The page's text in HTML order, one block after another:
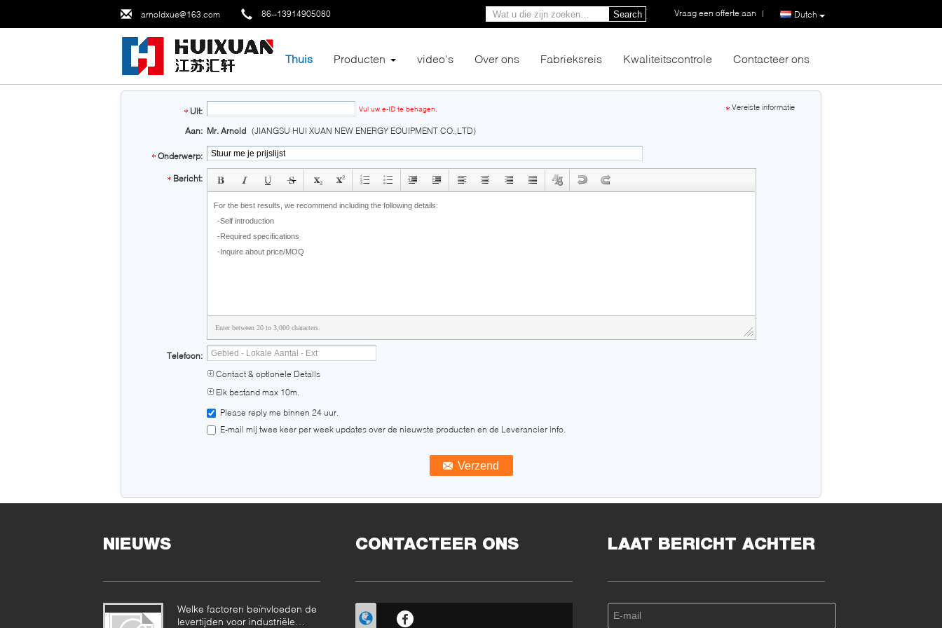
arnoldxue@163.com 86--13914905080 Dutch
Vraag een offerte aan |
Search
Thuis Producten video's Over ons Fabrieksreis Kwaliteitscontrole Contacteer ons
Uit: email
Vul uw e-ID te behagen. Vereiste informatie
Aan: Mr. Arnold (JIANGSU HUI XUAN NEW ENERGY EQUIPMENT CO.,LTD)
Onderwerp:
subject
Bericht:
Enter between 20 to 3,000 characters.
Telefoon:
Contact & optionele Details
Elk bestand max 10m.
Please reply me binnen 24 uur.
E-mail mij twee keer per week updates over de nieuwste producten en de Leverancier info.
NIEUWS
Welke factoren beïnvloeden de
levertijden voor industriële
CONTACTEER ONS LAAT BERICHT ACHTER